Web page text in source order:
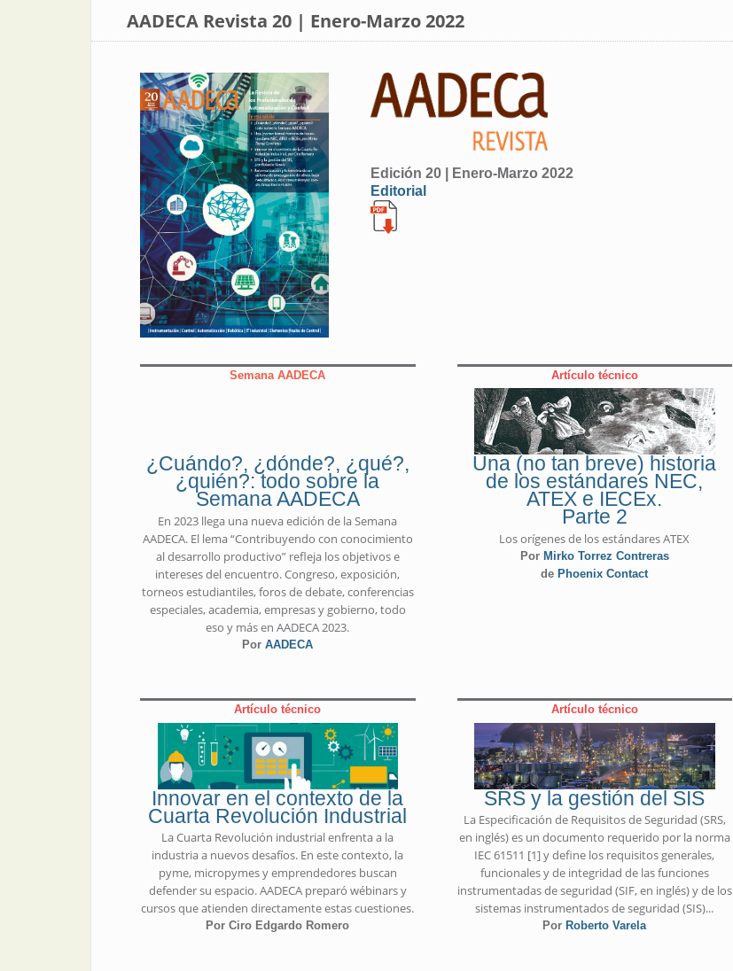
AADECA Revista 20 | Enero-Marzo 2022
Edición 20 | Enero-Marzo 2022
Editorial
Semana AADECA
¿Cuándo?, ¿dónde?, ¿qué?,
¿quién?: todo sobre la
Semana AADECA
En 2023 llega una nueva edición de la Semana
AADECA. El lema “Contribuyendo con conocimiento
al desarrollo productivo” refleja los objetivos e
intereses del encuentro. Congreso, exposición,
torneos estudiantiles, foros de debate, conferencias
especiales, academia, empresas y gobierno, todo
eso y más en AADECA 2023.
PorAADECA
Artículo técnico
Una (no tan breve) historia
de los estándares NEC,
ATEX e IECEx.
Parte 2
Los orígenes de los estándares ATEX
Por Mirko Torrez Contreras
de Phoenix Contact
Artículo técnico
Innovar en el contexto de la
Cuarta Revolución Industrial
La Cuarta Revolución industrial enfrenta a la
industria a nuevos desafíos. En este contexto, la
pyme, micropymes y emprendedores buscan
defender su espacio. AADECA preparó wébinars y
cursos que atienden directamente estas cuestiones.
Por Ciro Edgardo Romero
Artículo técnico
SRS y la gestión del SIS
La Especificación de Requisitos de Seguridad (SRS,
en inglés) es un documento requerido por la norma
IEC 61511 [1] y define los requisitos generales,
funcionales y de integridad de las funciones
instrumentadas de seguridad (SIF, en inglés) y de los
sistemas instrumentados de seguridad (SIS)...
Por Roberto Varela